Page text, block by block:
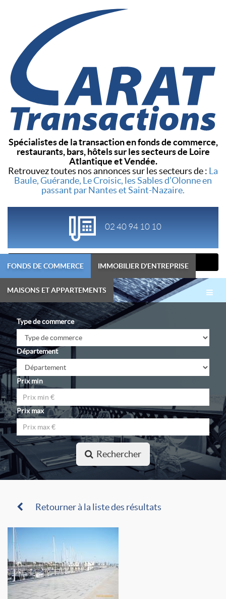
Spécialistes de la transaction en fonds de commerce,
restaurants, bars, hôtels sur les secteurs de Loire
Atlantique et Vendée.
Retrouvez toutes nos annonces sur les secteurs de : La
Baule, Guérande, Le Croisic, les Sables d’Olonne en
passant par Nantes et Saint-Nazaire.
02 40 94 10 10
contact@carat-transactions.com
Menu
FONDS DE COMMERCE IMMOBILIER D'ENTREPRISE
MAISONS ET APPARTEMENTS
Type de commerce
Département
Prix min
Prix max
Rechercher
Retourner à la liste des résultats